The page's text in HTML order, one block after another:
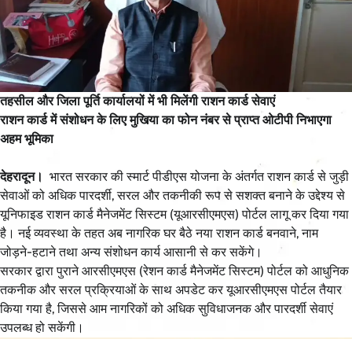
तहसील और जिला पूर्ति कार्यालयों में भी मिलेंगी राशन कार्ड सेवाएं
राशन कार्ड में संशोधन के लिए मुखिया का फोन नंबर से प्राप्त ओटीपी निभाएगा
अहम भूमिका
देहरादून। भारत सरकार की स्मार्ट पीडीएस योजना के अंतर्गत राशन कार्ड से जुड़ी
सेवाओं को अधिक पारदर्शी, सरल और तकनीकी रूप से सशक्त बनाने के उद्देश्य से
यूनिफाइड राशन कार्ड मैनेजमेंट सिस्टम (यूआरसीएमएस) पोर्टल लागू कर दिया गया
है। नई व्यवस्था के तहत अब नागरिक घर बैठे नया राशन कार्ड बनवाने, नाम
जोड़ने-हटाने तथा अन्य संशोधन कार्य आसानी से कर सकेंगे।
सरकार द्वारा पुराने आरसीएमएस (रेशन कार्ड मैनेजमेंट सिस्टम) पोर्टल को आधुनिक
तकनीक और सरल प्रक्रियाओं के साथ अपडेट कर यूआरसीएमएस पोर्टल तैयार
किया गया है, जिससे आम नागरिकों को अधिक सुविधाजनक और पारदर्शी सेवाएं
उपलब्ध हो सकेंगी।